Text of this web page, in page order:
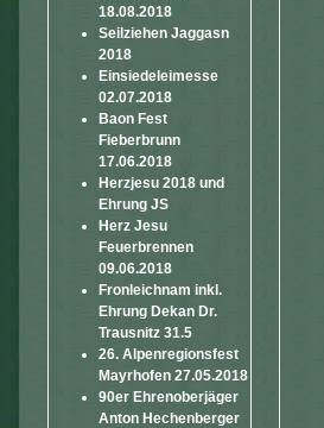
18.08.2018
Seilziehen Jaggasn
2018
Einsiedeleimesse
02.07.2018
Baon Fest
Fieberbrunn
17.06.2018
Herzjesu 2018 und
Ehrung JS
Herz Jesu
Feuerbrennen
09.06.2018
Fronleichnam inkl.
Ehrung Dekan Dr.
Trausnitz 31.5
26. Alpenregionsfest
Mayrhofen 27.05.2018
90er Ehrenoberjäger
Anton Hechenberger